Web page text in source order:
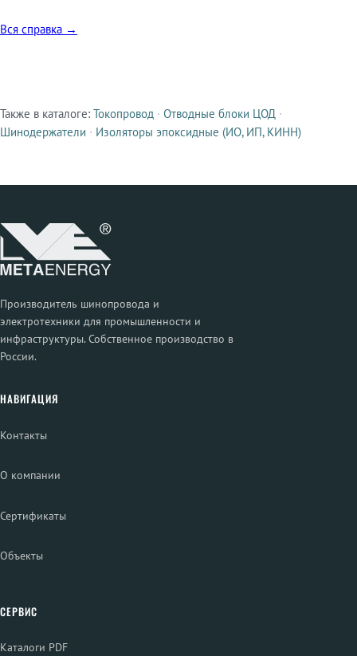
Вся справка →
Смежные продукты
Также в каталоге: Токопровод · Отводные блоки ЦОД ·
Шинодержатели · Изоляторы эпоксидные (ИО, ИП, КИНН)
Производитель шинопровода и
электротехники для промышленности и
инфраструктуры. Собственное производство в
России.
НАВИГАЦИЯ
Контакты
О компании
Сертификаты
Объекты
СЕРВИС
Каталоги PDF